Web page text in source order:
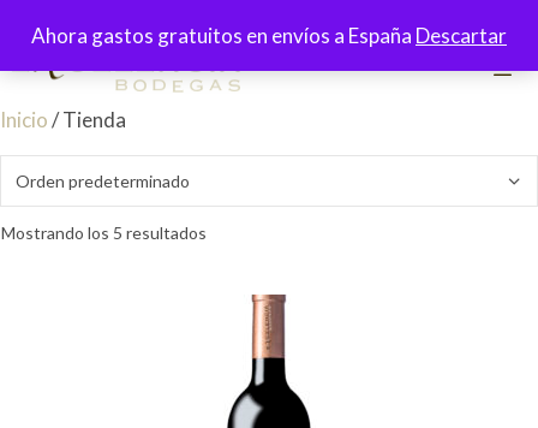
Ahora gastos gratuitos en envíos a España Descartar
contenido
Inicio/ Tienda
Mostrando los 5 resultados